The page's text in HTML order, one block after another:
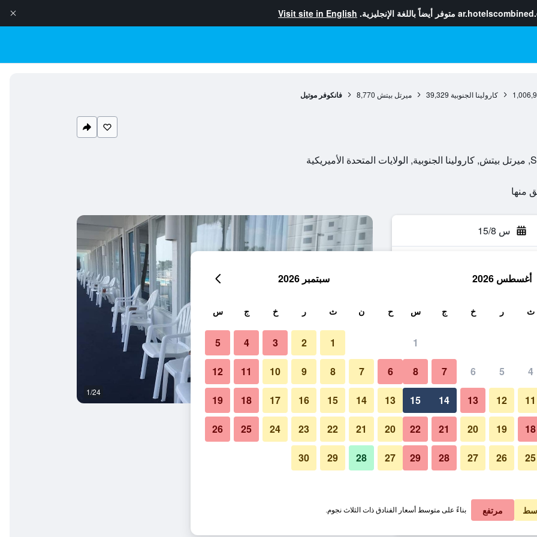
متوفر أيضاً باللغة الإنجليزية. Visit site in English
كارولينا الجنوبية 39,329 ميرتل بيتش 8,770 فانكوفر موتيل
س 15/8
في الليلة
﷼ عرض الصفقة
﷼ عرض الصفقة
شرفة 1/24
صور لـ فانكوفر موتيل
أغسطس 2026
ث ر خ ج س
1
4
5
6
7
8
11
12
13
14
15
18
19
20
21
22
25
26
27
28
29
سبتمبر 2026
ح ن ث ر خ ج س
1
2
3
4
5
6
7
8
9
10
11
12
13
14
15
16
17
18
19
20
21
22
23
24
25
26
27
28
29
30
مرتفع بناءً على متوسط أسعار الفنادق ذات الثلاث نجوم.